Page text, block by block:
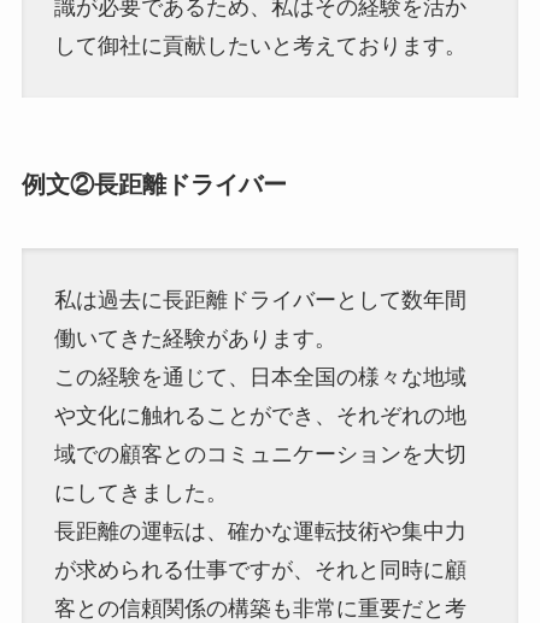
識が必要であるため、私はその経験を活か
して御社に貢献したいと考えております。
例文②長距離ドライバー
私は過去に長距離ドライバーとして数年間
働いてきた経験があります。
この経験を通じて、日本全国の様々な地域
や文化に触れることができ、それぞれの地
域での顧客とのコミュニケーションを大切
にしてきました。
長距離の運転は、確かな運転技術や集中力
が求められる仕事ですが、それと同時に顧
客との信頼関係の構築も非常に重要だと考